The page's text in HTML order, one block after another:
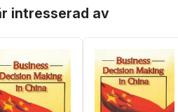
intresserad av